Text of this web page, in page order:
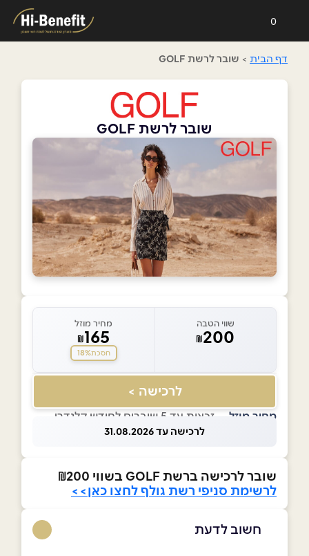
0
דף הבית > שובר לרשת GOLF
שובר לרשת GOLF
שווי הטבה
₪200
מחיר מוזל
₪165
חסכת18%
לרכישה >
מחיר מוזל — זכאות עד 5 שוברים לחודש קלנדרי
לרכישה עד 31.08.2026
שובר לרכישה ברשת GOLF בשווי ₪200
לרשימת סניפי רשת גולף לחצו כאן>>
חשוב לדעת